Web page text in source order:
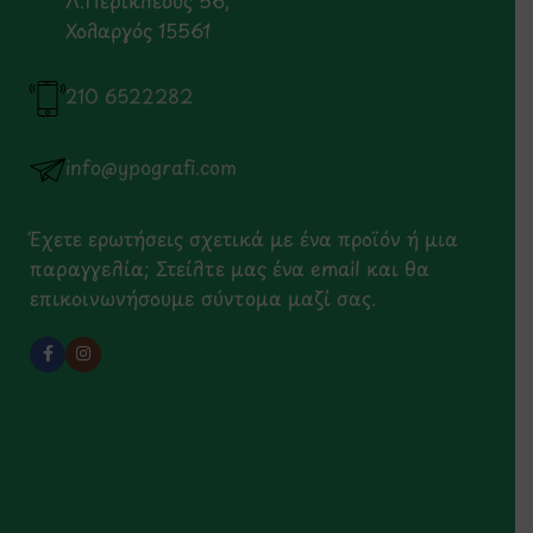
Χολαργός 15561
210 6522282
info@ypografi.com
Έχετε ερωτήσεις σχετικά με ένα προϊόν ή μια
παραγγελία; Στείλτε μας ένα email και θα
επικοινωνήσουμε σύντομα μαζί σας.